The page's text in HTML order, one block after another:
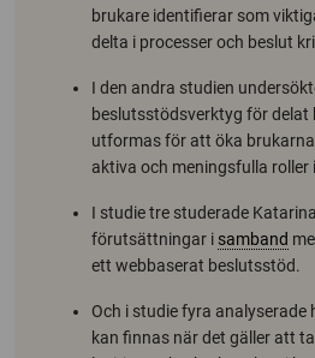
brukare identifierar som
delta i processer och beslut
I den andra studien
beslutsstödsverktyg för
utformas för att öka
aktiva och meningsfulla roller
I studie tre studerade
förutsättningar i samband
ett webbaserat beslutsstöd.
Och i studie fyra analyserade
kan finnas när det gäller att